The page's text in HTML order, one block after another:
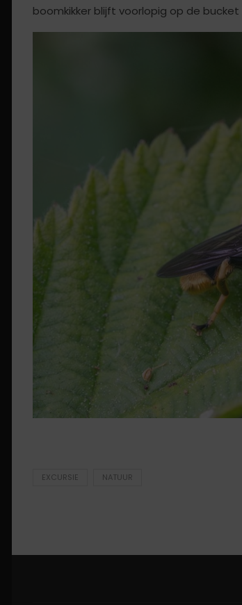
boomkikker blijft voorlopig op de
EXCURSIE NATUUR